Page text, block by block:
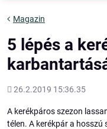
Magazin
5 lépés a
Hozááadott
26.2.2019 15:36.35
A kerékpáros szezon
télen. A kerékpár a hosszú